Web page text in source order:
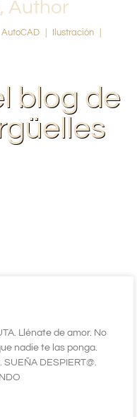
Author
| Ilustración |
blog de
Llénate de amor. No
nadie te las ponga.
DESPIERT@.